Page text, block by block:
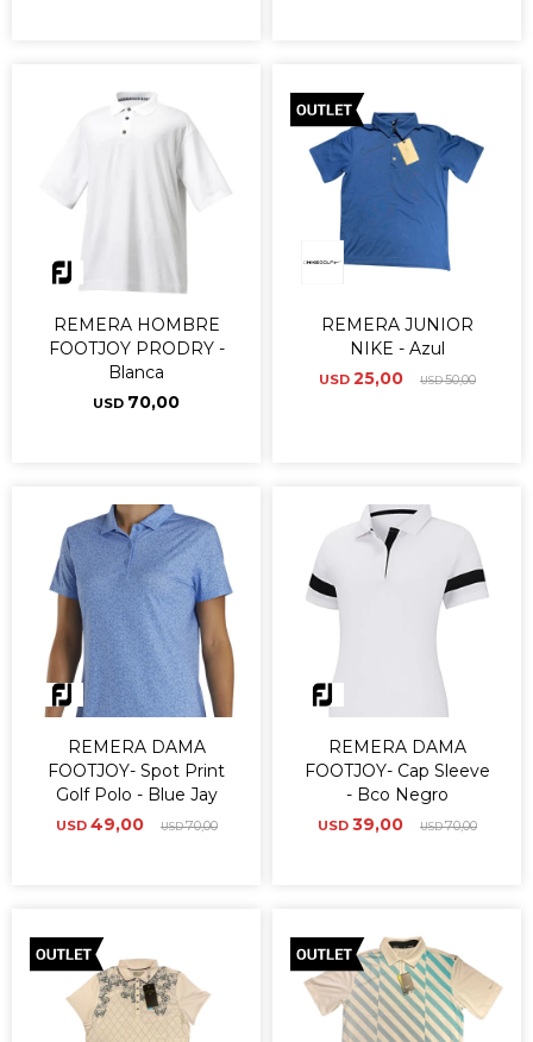
REMERA HOMBRE
FOOTJOY PRODRY -
Blanca
USD 70,00
REMERA JUNIOR
NIKE - Azul
USD 25,00 USD50,00
REMERA DAMA
FOOTJOY- Spot Print
Golf Polo - Blue Jay
USD 49,00 USD70,00
REMERA DAMA
FOOTJOY- Cap Sleeve
- Bco Negro
USD 39,00 USD70,00